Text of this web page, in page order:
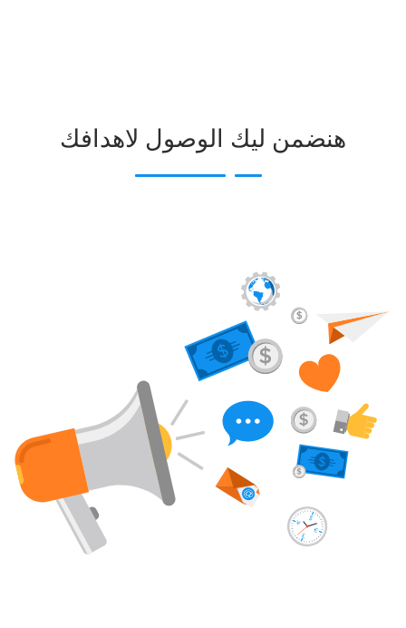
هنضمن ليك الوصول لاهدافك